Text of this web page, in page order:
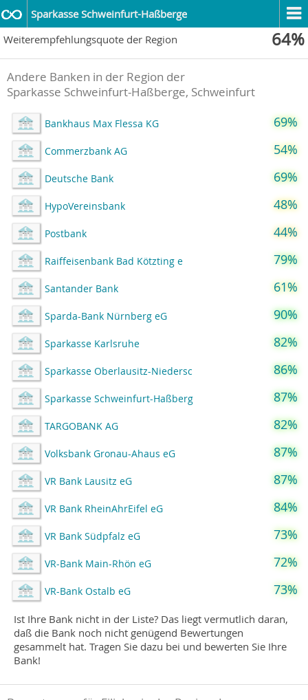
Sparkasse Schweinfurt-Haßberge
Weiterempfehlungsquote der Region
64%
Andere Banken in der Region der
Sparkasse Schweinfurt-Haßberge, Schweinfurt
Bankhaus Max Flessa KG 69%
Commerzbank AG 54%
Deutsche Bank 69%
HypoVereinsbank 48%
Postbank 44%
Raiffeisenbank Bad Kötzting e 79%
Santander Bank 61%
Sparda-Bank Nürnberg eG 90%
Sparkasse Karlsruhe 82%
Sparkasse Oberlausitz-Niedersc 86%
Sparkasse Schweinfurt-Haßberg 87%
TARGOBANK AG 82%
Volksbank Gronau-Ahaus eG 87%
VR Bank Lausitz eG 87%
VR Bank RheinAhrEifel eG 84%
VR Bank Südpfalz eG 73%
VR-Bank Main-Rhön eG 72%
VR-Bank Ostalb eG 73%
Ist Ihre Bank nicht in der Liste? Das liegt vermutlich daran,
daß die Bank noch nicht genügend Bewertungen
gesammelt hat. Tragen Sie dazu bei und bewerten Sie Ihre
Bank!